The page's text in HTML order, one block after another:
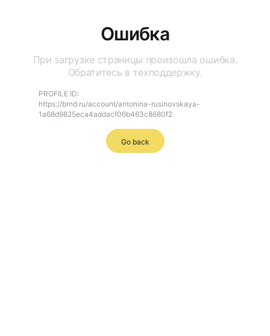
Ошибка
При загрузке страницы произошла ошибка.
Обратитесь в техподдержку.
PROFILE ID:
https://brnd.ru/account/antonina-rusinovskaya-
1a68d9825eca4addacf06b463c8680f2
Go back